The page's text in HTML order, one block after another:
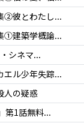
②彼とわたし...
①建築学概論...
シネマ...
ル少年失踪...
人の疑惑
第1話無料...